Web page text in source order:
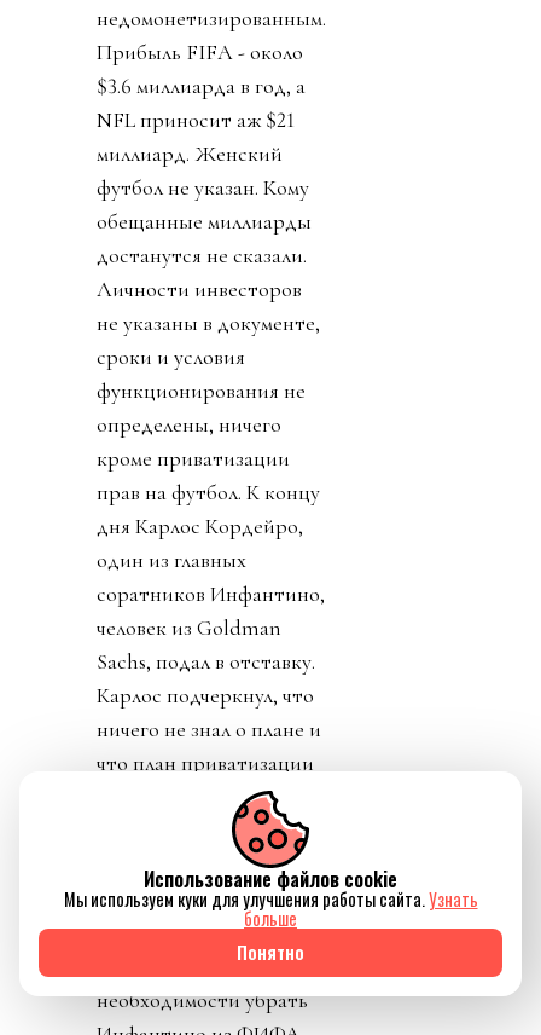
недомонетизированным.
Прибыль FIFA - около
$3.6 миллиарда в год, а
NFL приносит аж $21
миллиард. Женский
футбол не указан. Кому
обещанные миллиарды
достанутся не сказали.
Личности инвесторов
не указаны в документе,
сроки и условия
функционирования не
определены, ничего
кроме приватизации
прав на футбол. К концу
дня Карлос Кордейро,
один из главных
соратников Инфантино,
человек из Goldman
Sachs, подал в отставку.
Карлос подчеркнул, что
ничего не знал о плане и
что план приватизации
футбола вреден и
должен быть отвергнут.
Политики уровня
премьер-министра
Великобритании
необходимости убрать
Использование файлов cookie
Мы используем куки для улучшения работы сайта.Узнать
больше
Понятно